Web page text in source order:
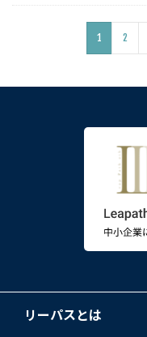
1 2
リーパスとは